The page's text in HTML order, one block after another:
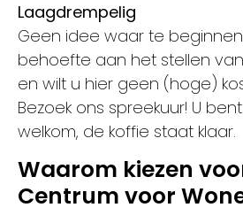
Laagdrempelig
Geen idee waar te
behoefte aan het stellen
en wilt u hier geen (hoge)
Bezoek ons spreekuur! U
welkom, de koffie staat klaar.
Waarom kiezen
Centrum voor